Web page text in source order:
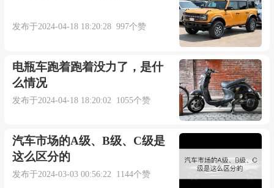
发布于2024-04-18 18:20:28 997个赞
电瓶车跑着跑着没力了，是什
么情况
发布于2024-04-18 18:20:02 1055个赞
汽车市场的A级、B级、C级是
这么区分的
发布于2024-03-03 00:56:22 1144个赞